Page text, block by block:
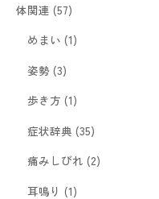
体関連 (57)
めまい (1)
姿勢(3)
歩き方 (1)
症状辞典 (35)
痛みしびれ (2)
耳鳴り (1)